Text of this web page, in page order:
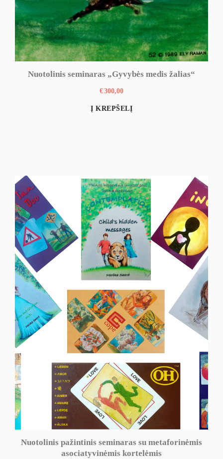
Nuotolinis seminaras „Gyvybės medis žalias“
€300,00
Į KREPŠELĮ
Nuotolinis pažintinis seminaras su metaforinėmis
asociatyvinėmis kortelėmis